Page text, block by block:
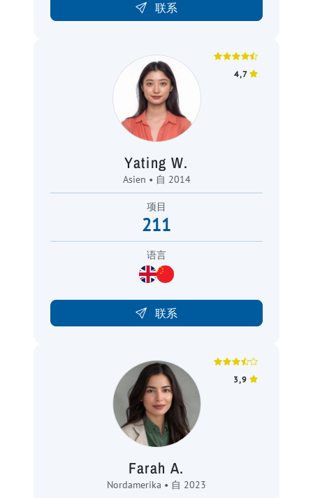
联系
4,7
Yating W.
Asien • 自 2014
项目
211
语言
联系
3,9
Farah A.
Nordamerika • 自 2023